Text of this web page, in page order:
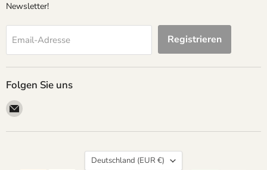
Newsletter!
Email-Adresse Registrieren
Folgen Sie uns
Email
Land
Deutschland (EUR €)